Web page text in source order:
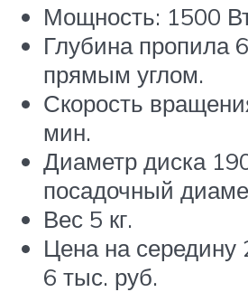
Мощность: 1500
Глубина пропила
прямым углом.
Скорость
мин.
Диаметр диска
посадочный
Вес 5 кг.
Цена на середину
6 тыс. руб.